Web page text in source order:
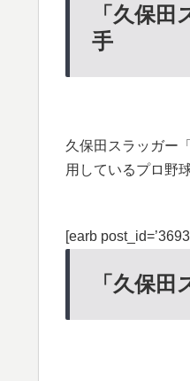
「久保
手
久保田スラッガー
用しているプロ野
[earb
「久保